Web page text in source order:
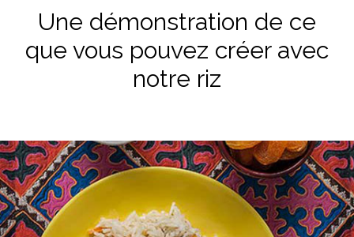
Une démonstration de ce
que vous pouvez créer avec
notre riz